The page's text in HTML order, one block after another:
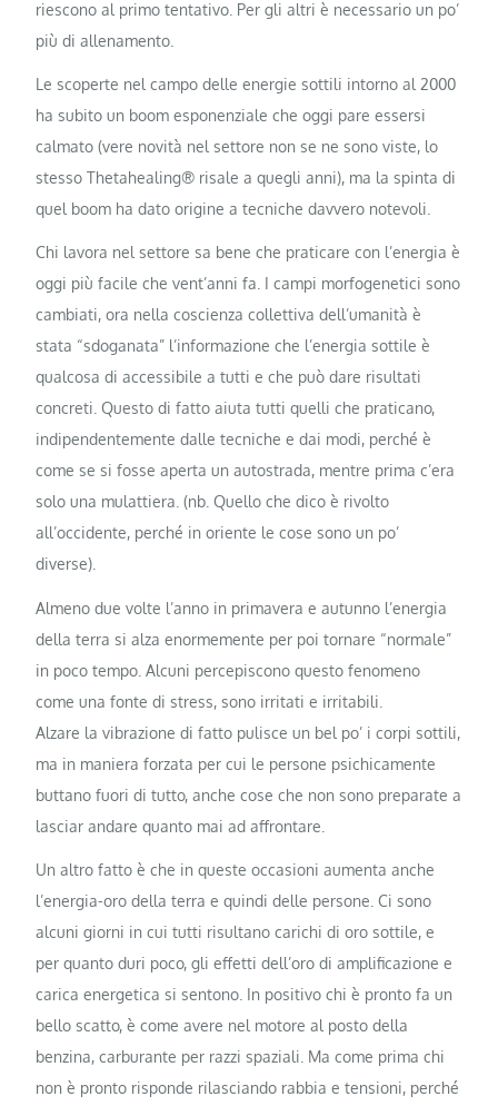
riescono al primo tentativo. Per gli altri è necessario un po’
più di allenamento.
Le scoperte nel campo delle energie sottili intorno al 2000
ha subito un boom esponenziale che oggi pare essersi
calmato (vere novità nel settore non se ne sono viste, lo
stesso Thetahealing® risale a quegli anni), ma la spinta di
quel boom ha dato origine a tecniche davvero notevoli.
Chi lavora nel settore sa bene che praticare con l’energia è
oggi più facile che vent’anni fa. I campi morfogenetici sono
cambiati, ora nella coscienza collettiva dell’umanità è
stata “sdoganata” l’informazione che l’energia sottile è
qualcosa di accessibile a tutti e che può dare risultati
concreti. Questo di fatto aiuta tutti quelli che praticano,
indipendentemente dalle tecniche e dai modi, perché è
come se si fosse aperta un autostrada, mentre prima c’era
solo una mulattiera. (nb. Quello che dico è rivolto
all’occidente, perché in oriente le cose sono un po’
diverse).
Almeno due volte l’anno in primavera e autunno l’energia
della terra si alza enormemente per poi tornare “normale”
in poco tempo. Alcuni percepiscono questo fenomeno
come una fonte di stress, sono irritati e irritabili.
Alzare la vibrazione di fatto pulisce un bel po’ i corpi sottili,
ma in maniera forzata per cui le persone psichicamente
buttano fuori di tutto, anche cose che non sono preparate a
lasciar andare quanto mai ad affrontare.
Un altro fatto è che in queste occasioni aumenta anche
l’energia-oro della terra e quindi delle persone. Ci sono
alcuni giorni in cui tutti risultano carichi di oro sottile, e
per quanto duri poco, gli effetti dell’oro di amplificazione e
carica energetica si sentono. In positivo chi è pronto fa un
bello scatto, è come avere nel motore al posto della
benzina, carburante per razzi spaziali. Ma come prima chi
non è pronto risponde rilasciando rabbia e tensioni, perché